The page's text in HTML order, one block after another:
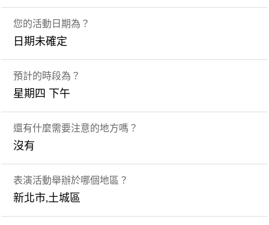
您的活動日期為？
日期未確定
預計的時段為？
星期四 下午
還有什麼需要注意的地方嗎？
沒有
表演活動舉辦於哪個地區？
新北市,土城區